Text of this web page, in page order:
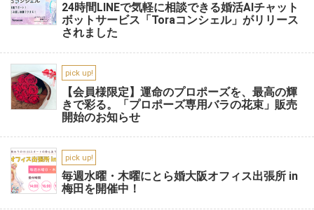
24時間LINEで気軽に相談できる婚活AIチャット
ボットサービス「Toraコンシェル」がリリース
されました
pick up!
【会員様限定】運命のプロポーズを、最高の輝
きで彩る。「プロポーズ専用バラの花束」販売
開始のお知らせ
pick up!
毎週水曜・木曜にとら婚大阪オフィス出張所 in
梅田を開催中！